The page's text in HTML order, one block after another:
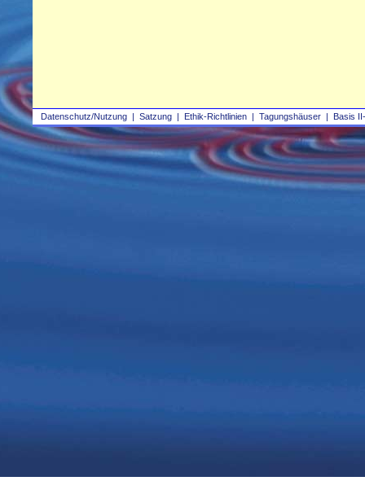
Datenschutz/Nutzung | Satzung | Ethik-Richtlinien | Tagungshäuser | Basis